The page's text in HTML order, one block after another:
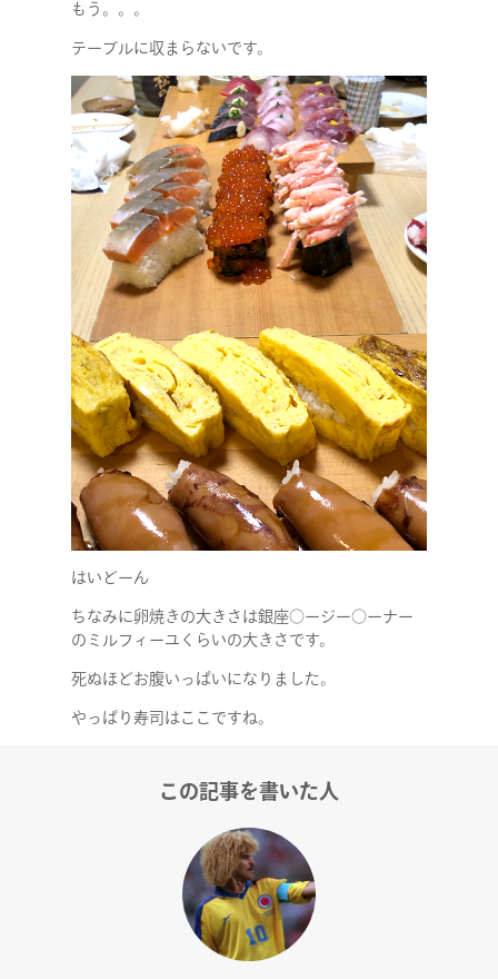
COMPANY
SERVICE
STAFF BLOG
NEWS
CONTACT
もう。。。
テーブルに収まらないです。
はいどーん
ちなみに卵焼きの大きさは銀座○ージー○ーナー
のミルフィーユくらいの大きさです。
死ぬほどお腹いっぱいになりました。
やっぱり寿司はここですね。
この記事を書いた人